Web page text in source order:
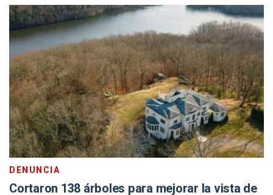
DENUNCIA
Cortaron 138 árboles para mejorar la vista de